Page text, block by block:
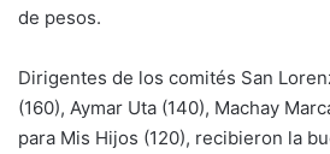
de pesos.
Dirigentes de los comités San
(160), Aymar Uta (140), Machay
para Mis Hijos (120), recibieron la